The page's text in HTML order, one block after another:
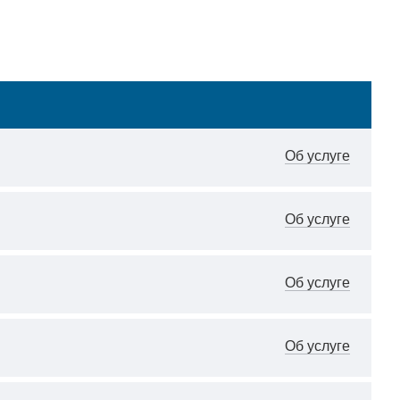
Об услуге
Об услуге
Об услуге
Об услуге